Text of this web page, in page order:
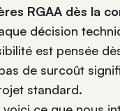
RGAA dès la
décision
est pensée
de surcoût
standard.